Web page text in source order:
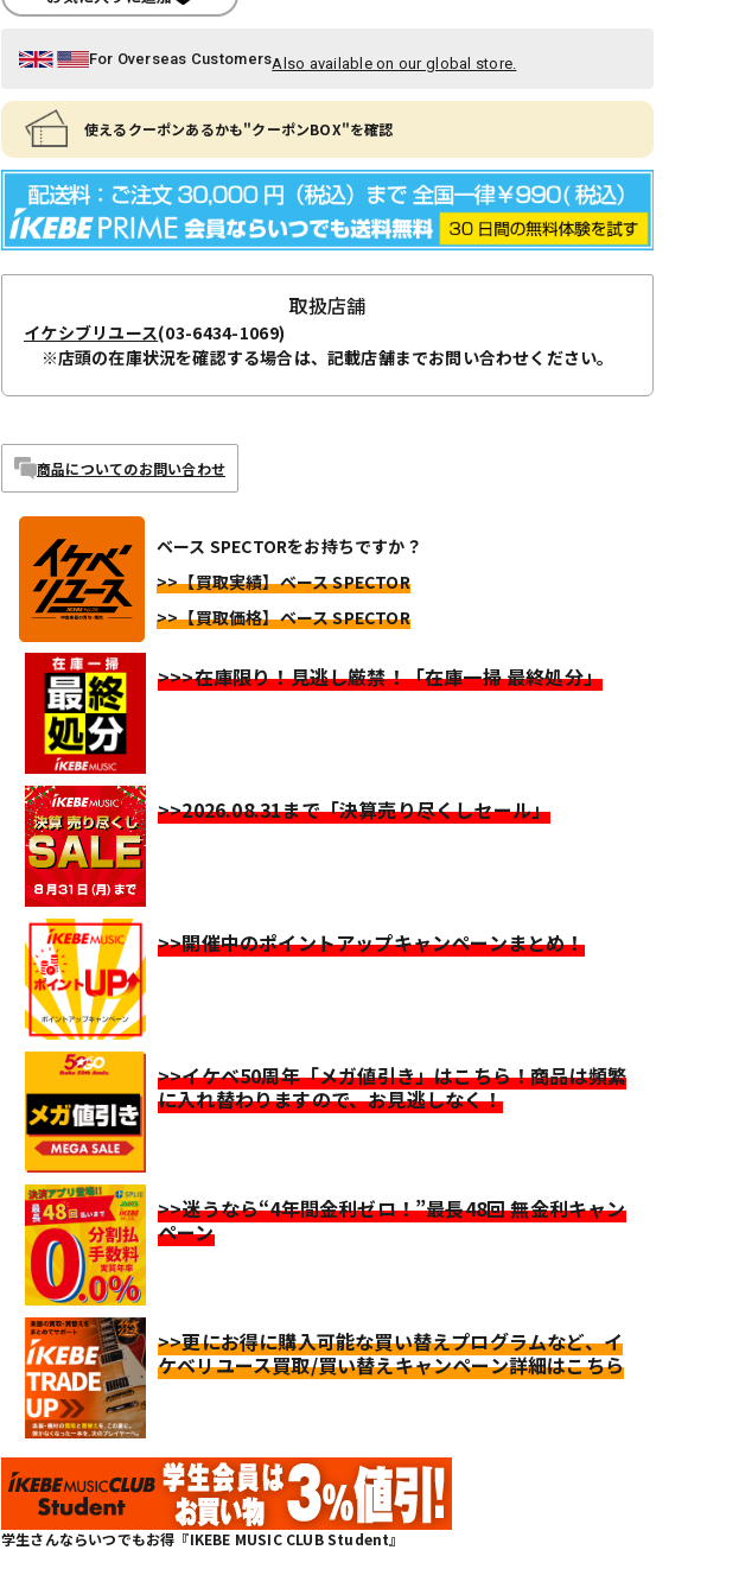
For Overseas CustomersAlso available on our global store.
使えるクーポンあるかも"クーポンBOX"を確認
取扱店舗
イケシブリユース(03-6434-1069)
※店頭の在庫状況を確認する場合は、記載店舗までお問い合わせください。
商品についてのお問い合わせ
ベース SPECTORをお持ちですか？
>>【買取実績】ベース SPECTOR
>>【買取価格】ベース SPECTOR
>>>在庫限り！見逃し厳禁！「在庫一掃 最終処分」
>>2026.08.31まで「決算売り尽くしセール」
>>開催中のポイントアップキャンペーンまとめ！
>>イケベ50周年「メガ値引き」はこちら！商品は頻繁
に入れ替わりますので、お見逃しなく！
>>迷うなら“4年間金利ゼロ！”最長48回 無金利キャン
ペーン
>>更にお得に購入可能な買い替えプログラムなど、イ
ケベリユース買取/買い替えキャンペーン詳細はこちら
学生さんならいつでもお得『IKEBE MUSIC CLUB Student』